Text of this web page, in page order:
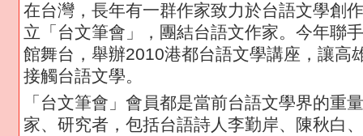
在台灣，長年有一群作家致力於台語文學創
立「台文筆會」，團結台語文作家。今年聯
館舞台，舉辦2010港都台語文學講座，讓高
接觸台語文學。
「台文筆會」會員都是當前台語文學界的重
家、研究者，包括台語詩人李勤岸、陳秋白